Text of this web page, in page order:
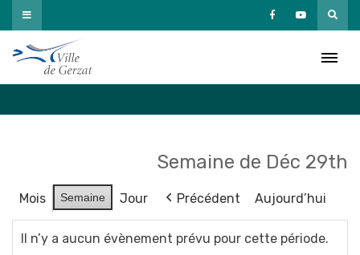
Passer
au
contenu
Semaine de Déc 29th
Mois Semaine Jour Précédent Aujourd’hui
Il n’y a aucun évènement prévu pour cette période.